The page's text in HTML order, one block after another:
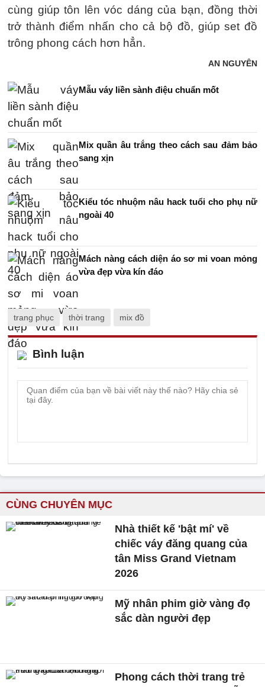
cùng giúp tôn lên vóc dáng của bạn, đồng thời
trở thành điểm nhấn cho cả bộ đồ, giúp set đồ
trông phong cách hơn hẳn.
AN NGUYÊN
Mẫu váy liền sành điệu chuẩn mốt
Mix quần âu trắng theo cách sau đảm bảo
sang xịn
Kiểu tóc nhuộm nâu hack tuổi cho phụ nữ
ngoài 40
Mách nàng cách diện áo sơ mi voan mỏng
vừa đẹp vừa kín đáo
trang phục thời trang mix đồ
Bình luận
CÙNG CHUYÊN MỤC
Nhà thiết kế 'bật mí' về
chiếc váy đăng quang của
tân Miss Grand Vietnam
2026
Mỹ nhân phim giờ vàng đọ
sắc dàn người đẹp
Phong cách thời trang trẻ